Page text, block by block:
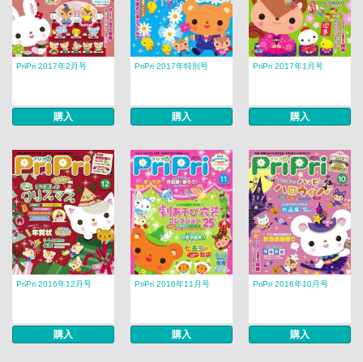
PriPri 2017年2月号
購入
PriPri 2017年特別号
購入
PriPri 2017年1月号
購入
PriPri 2016年12月号
購入
PriPri 2016年11月号
購入
PriPri 2016年10月号
購入